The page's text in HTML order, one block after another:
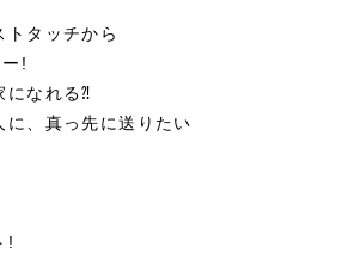
トタッチから
!
になれる⁈
に、真っ先に送りたい
!